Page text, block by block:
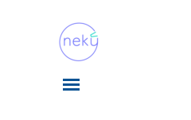
Menü überspringen